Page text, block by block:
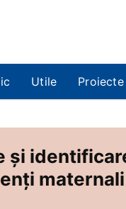
Utile Proiecte
și